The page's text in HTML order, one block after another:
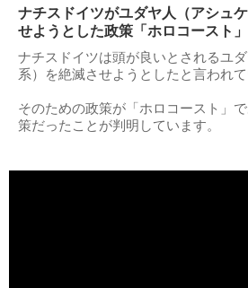
ナチスドイツがユダヤ人（アシュ
せようとした政策「ホロコースト」
ナチスドイツは頭が良いとされるユ
系）を絶滅させようとしたと言われて
そのための政策が「ホロコースト」
策だったことが判明しています。